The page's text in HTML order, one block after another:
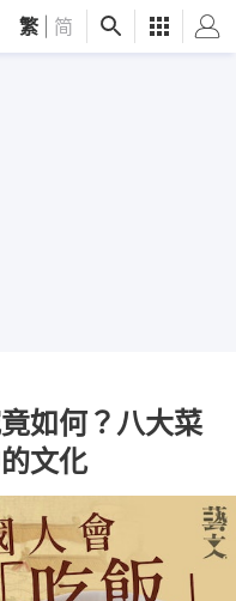
繁 简
如何？八大菜
文化